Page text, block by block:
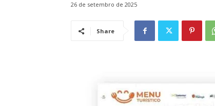
26 de setembro de 2025
Share